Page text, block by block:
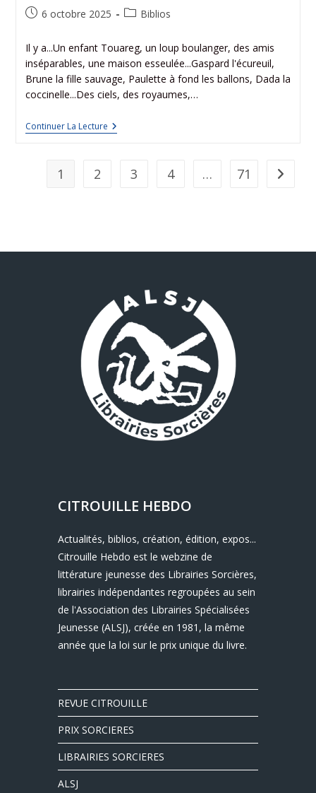
6 octobre 2025 Biblios
Il y a...Un enfant Touareg, un loup boulanger, des amis
inséparables, une maison esseulée...Gaspard l'écureuil,
Brune la fille sauvage, Paulette à fond les ballons, Dada la
coccinelle...Des ciels, des royaumes,…
Continuer La Lecture
1 2 3 4 … 71
CITROUILLE HEBDO
Actualités, biblios, création, édition, expos...
Citrouille Hebdo est le webzine de
littérature jeunesse des Librairies Sorcières,
librairies indépendantes regroupées au sein
de l'Association des Librairies Spécialisées
Jeunesse (ALSJ), créée en 1981, la même
année que la loi sur le prix unique du livre.
REVUE CITROUILLE
PRIX SORCIERES
LIBRAIRIES SORCIERES
ALSJ